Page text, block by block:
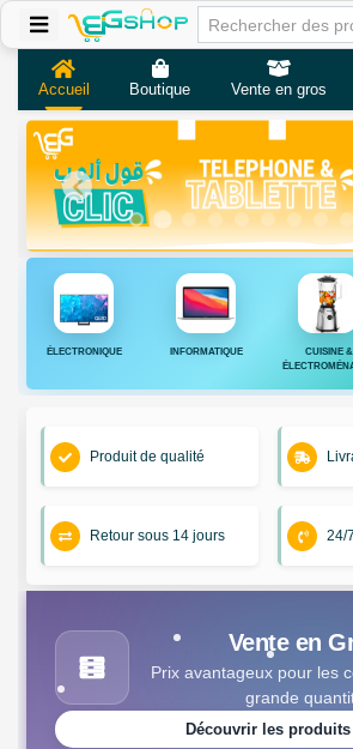
Accueil Boutique Vente en gros
ÉLECTRONIQUE INFORMATIQUE
CUISINE &
Produit de qualité
Retour sous 14 jours 24/
Vente en
Prix avantageux pour les
grande
Découvrir les produits